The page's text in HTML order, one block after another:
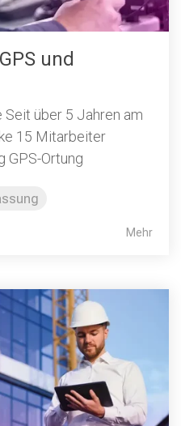
und
über 5 Jahren am
15 Mitarbeiter
GPS-Ortung
Mehr